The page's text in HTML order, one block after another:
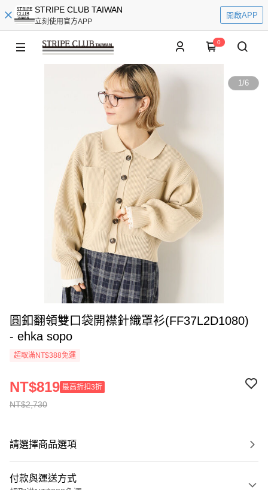
STRIPE CLUB TAIWAN
立刻使用官方APP
開啟APP
0
1/6
圓釦翻領雙口袋開襟針織罩衫(FF37L2D1080)
- ehka sopo
超取滿NT$388免運
NT$2,730
NT$819 最高折扣3折
請選擇商品選項
付款與運送方式